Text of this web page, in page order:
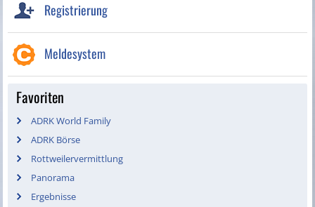
Registrierung
Meldesystem
Favoriten
ADRK World Family
ADRK Börse
Rottweilervermittlung
Panorama
Ergebnisse